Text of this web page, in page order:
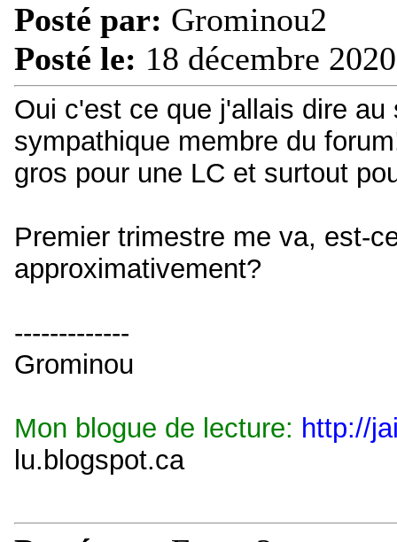
Posté par: Grominou2
Posté le: 18 décembre
Oui c'est ce que j'allais dire
sympathique membre du
gros pour une LC et surtout
Premier trimestre me va, est-
approximativement?
-------------
Grominou
Mon blogue de lecture: http://
lu.blogspot.ca